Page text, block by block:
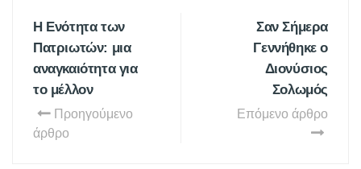
Η Ενότητα των
Πατριωτών: μια
αναγκαιότητα για
το μέλλον
Προηγούμενο
άρθρο
Σαν Σήμερα
Γεννήθηκε ο
Διονύσιος
Σολωμός
Επόμενο άρθρο